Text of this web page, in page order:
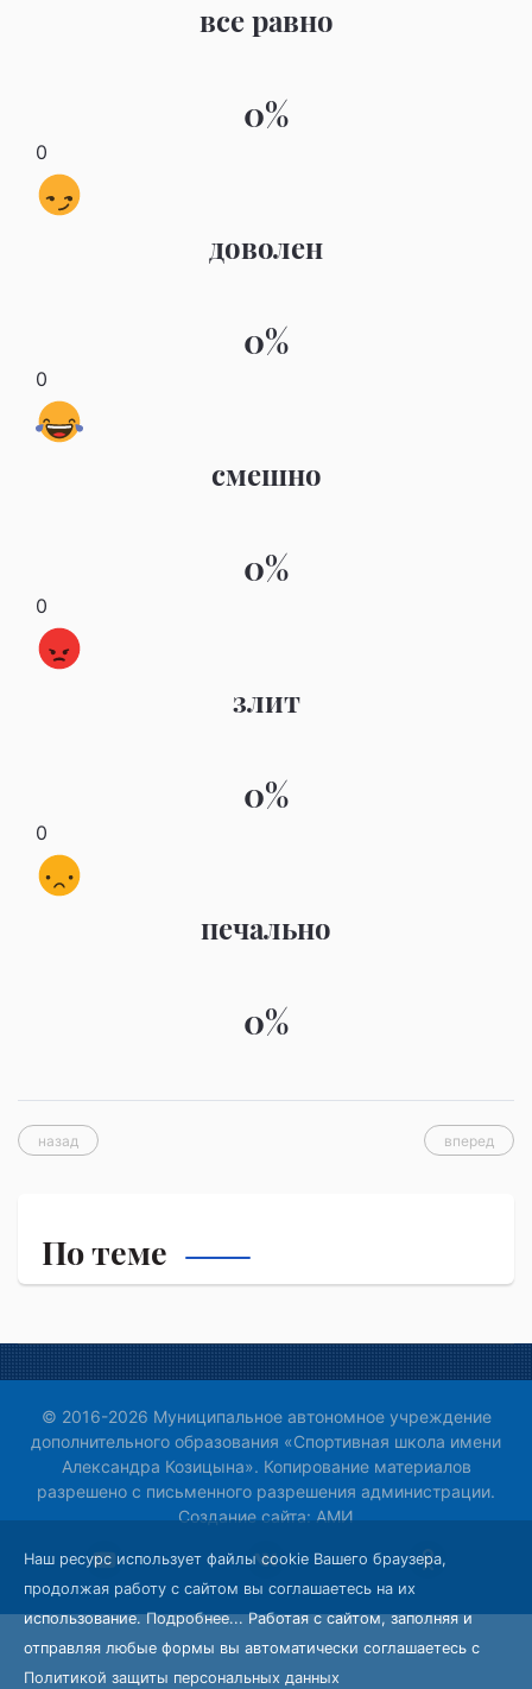
все равно
0%
0
доволен
0%
0
смешно
0%
0
злит
0%
0
печально
0%
назад вперед
По теме
© 2016-2026 Муниципальное автономное учреждение
дополнительного образования «Спортивная школа имени
Александра Козицына». Копирование материалов
разрешено с письменного разрешения администрации.
Создание сайта:АМИ
Наш ресурс использует файлы cookie Вашего браузера,
продолжая работу с сайтом вы соглашаетесь на их
использование.Подробнее...Работая с сайтом, заполняя и
отправляя любые формы вы автоматически соглашаетесь с
Политикой защиты персональных данных